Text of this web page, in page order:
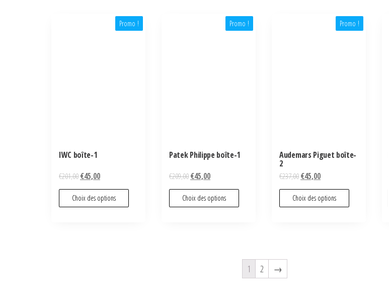
Promo !
IWC boîte-1
€201,00€45,00
Choix des options
Promo !
Patek Philippe boîte-1
€209,00€45,00
Choix des options
Promo !
Audemars Piguet boîte-
2
€237,00€45,00
Choix des options
1 2 →